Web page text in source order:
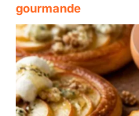
gourmande